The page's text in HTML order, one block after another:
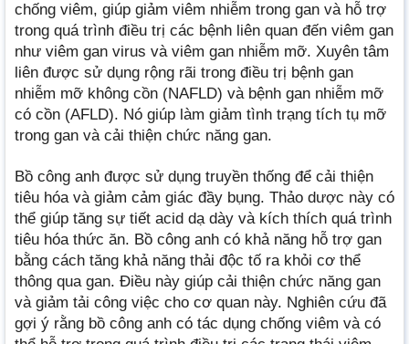
chống viêm, giúp giảm viêm nhiễm trong gan và hỗ trợ
trong quá trình điều trị các bệnh liên quan đến viêm gan
như viêm gan virus và viêm gan nhiễm mỡ. Xuyên tâm
liên được sử dụng rộng rãi trong điều trị bệnh gan
nhiễm mỡ không cồn (NAFLD) và bệnh gan nhiễm mỡ
có cồn (AFLD). Nó giúp làm giảm tình trạng tích tụ mỡ
trong gan và cải thiện chức năng gan.
Bồ công anh được sử dụng truyền thống để cải thiện
tiêu hóa và giảm cảm giác đầy bụng. Thảo dược này có
thể giúp tăng sự tiết acid dạ dày và kích thích quá trình
tiêu hóa thức ăn. Bồ công anh có khả năng hỗ trợ gan
bằng cách tăng khả năng thải độc tố ra khỏi cơ thể
thông qua gan. Điều này giúp cải thiện chức năng gan
và giảm tải công việc cho cơ quan này. Nghiên cứu đã
gợi ý rằng bồ công anh có tác dụng chống viêm và có